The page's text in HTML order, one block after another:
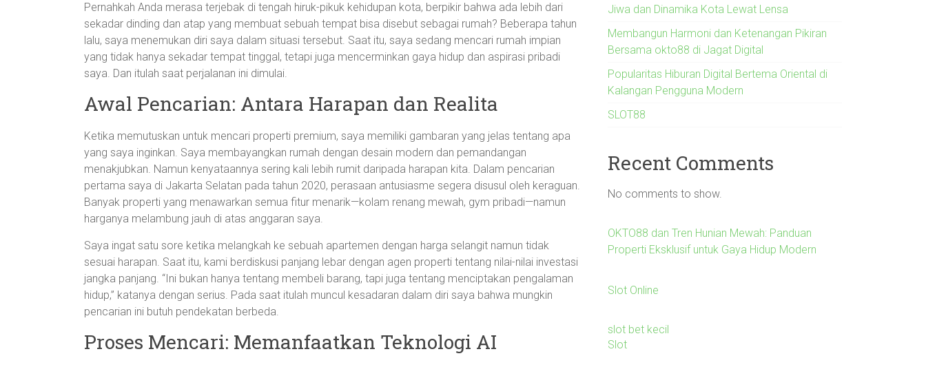
Pernahkah Anda merasa terjebak di tengah hiruk-pikuk kehidupan kota, berpikir bahwa ada lebih dari
sekadar dinding dan atap yang membuat sebuah tempat bisa disebut sebagai rumah? Beberapa tahun
lalu, saya menemukan diri saya dalam situasi tersebut. Saat itu, saya sedang mencari rumah impian
yang tidak hanya sekadar tempat tinggal, tetapi juga mencerminkan gaya hidup dan aspirasi pribadi
saya. Dan itulah saat perjalanan ini dimulai.
Awal Pencarian: Antara Harapan dan Realita
Ketika memutuskan untuk mencari properti premium, saya memiliki gambaran yang jelas tentang apa
yang saya inginkan. Saya membayangkan rumah dengan desain modern dan pemandangan
menakjubkan. Namun kenyataannya sering kali lebih rumit daripada harapan kita. Dalam pencarian
pertama saya di Jakarta Selatan pada tahun 2020, perasaan antusiasme segera disusul oleh keraguan.
Banyak properti yang menawarkan semua fitur menarik—kolam renang mewah, gym pribadi—namun
harganya melambung jauh di atas anggaran saya.
Saya ingat satu sore ketika melangkah ke sebuah apartemen dengan harga selangit namun tidak
sesuai harapan. Saat itu, kami berdiskusi panjang lebar dengan agen properti tentang nilai-nilai investasi
jangka panjang. “Ini bukan hanya tentang membeli barang, tapi juga tentang menciptakan pengalaman
hidup,” katanya dengan serius. Pada saat itulah muncul kesadaran dalam diri saya bahwa mungkin
pencarian ini butuh pendekatan berbeda.
Proses Mencari: Memanfaatkan Teknologi AI
Jiwa dan Dinamika Kota Lewat Lensa
Membangun Harmoni dan Ketenangan Pikiran
Bersama okto88 di Jagat Digital
Popularitas Hiburan Digital Bertema Oriental di
Kalangan Pengguna Modern
SLOT88
Recent Comments
No comments to show.
OKTO88 dan Tren Hunian Mewah: Panduan
Properti Eksklusif untuk Gaya Hidup Modern
Slot Online
slot bet kecil
Slot